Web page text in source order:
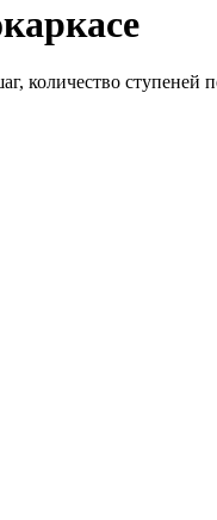
количество ступеней